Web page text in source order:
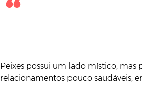
Peixes possui um lado místico, mas
relacionamentos pouco saudáveis,